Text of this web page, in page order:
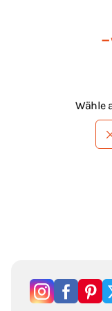
Wähle